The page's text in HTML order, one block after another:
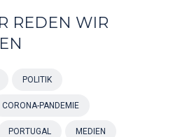
REDEN WIR
POLITIK
CORONA-PANDEMIE
PORTUGAL MEDIEN